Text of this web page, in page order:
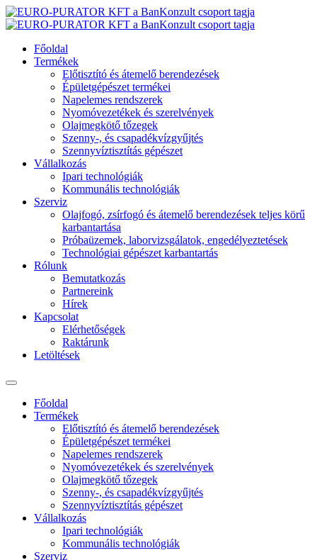
Főoldal
Termékek
Előtisztító és átemelő berendezések
Épületgépészet termékei
Napelemes rendszerek
Nyomóvezetékek és szerelvények
Olajmegkötő tőzegek
Szenny-, és csapadékvízgyűjtés
Szennyvíztisztítás gépészet
Vállalkozás
Ipari technológiák
Kommunális technológiák
Szerviz
Olajfogó, zsírfogó és átemelő berendezések teljes körű
karbantartása
Próbaüzemek, laborvizsgálatok, engedélyeztetések
Technológiai gépészet karbantartás
Rólunk
Bemutatkozás
Partnereink
Hírek
Kapcsolat
Elérhetőségek
Raktárunk
Letöltések
Főoldal
Termékek
Előtisztító és átemelő berendezések
Épületgépészet termékei
Napelemes rendszerek
Nyomóvezetékek és szerelvények
Olajmegkötő tőzegek
Szenny-, és csapadékvízgyűjtés
Szennyvíztisztítás gépészet
Vállalkozás
Ipari technológiák
Kommunális technológiák
Szerviz